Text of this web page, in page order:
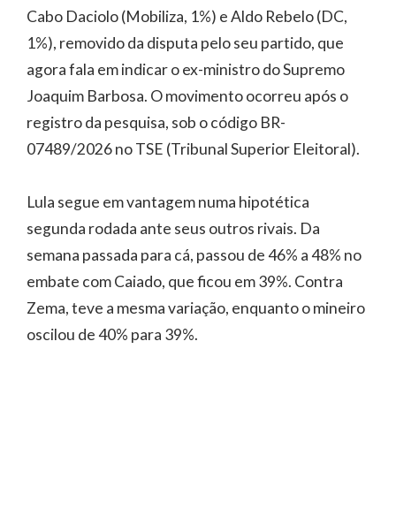
Cabo Daciolo (Mobiliza, 1%) e Aldo Rebelo (DC,
1%), removido da disputa pelo seu partido, que
agora fala em indicar o ex-ministro do Supremo
Joaquim Barbosa. O movimento ocorreu após o
registro da pesquisa, sob o código BR-
07489/2026 no TSE (Tribunal Superior Eleitoral).
Lula segue em vantagem numa hipotética
segunda rodada ante seus outros rivais. Da
semana passada para cá, passou de 46% a 48% no
embate com Caiado, que ficou em 39%. Contra
Zema, teve a mesma variação, enquanto o mineiro
oscilou de 40% para 39%.